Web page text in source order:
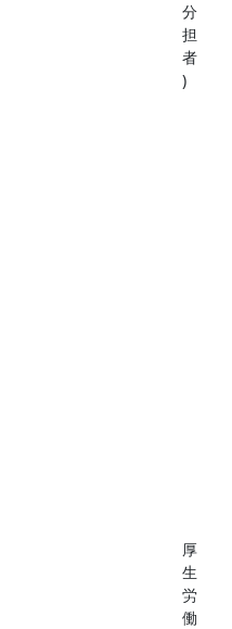
分
担
者
)
厚
生
労
働